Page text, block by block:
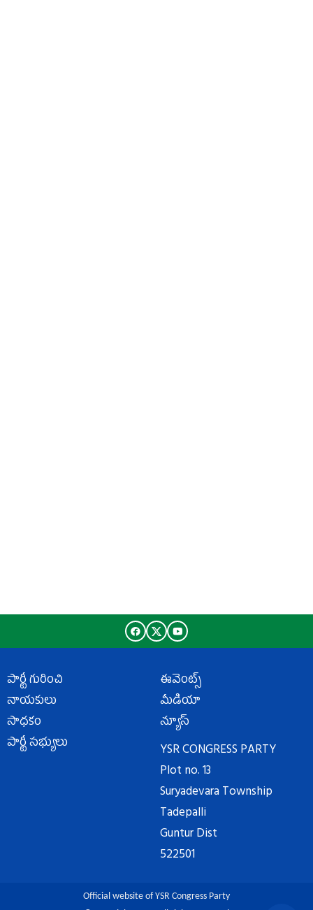
పార్టీ గురించి
నాయకులు
సాధకం
పార్టీ సభ్యులు
ఈవెంట్స్
మీడియా
న్యూస్
YSR CONGRESS PARTY
Plot no. 13
Suryadevara Township
Tadepalli
Guntur Dist
522501
Official website of YSR Congress Party